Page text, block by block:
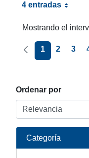
Ordenar por
Categoría
4 entradas
Mostrando el
Página anterior
1 2 3